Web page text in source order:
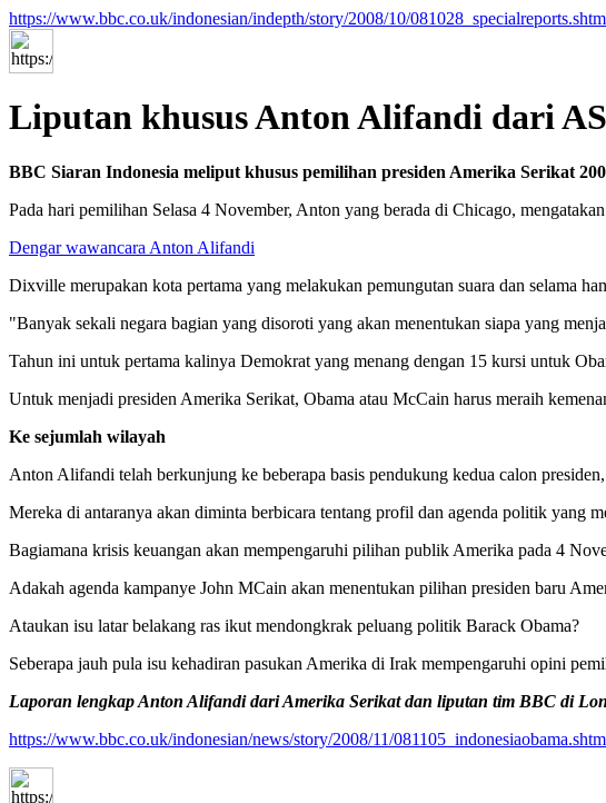
https://www.bbc.co.uk/indonesian/indepth/story/2008/10/
Liputan khusus Anton Alifandi dari AS
BBC Siaran Indonesia meliput khusus pemilihan presiden Amerika Serikat
Pada hari pemilihan Selasa 4 November, Anton yang berada di Chicago,
Dengar wawancara Anton Alifandi
Dixville merupakan kota pertama yang melakukan pemungutan suara dan selama
"Banyak sekali negara bagian yang disoroti yang akan menentukan siapa yang
Tahun ini untuk pertama kalinya Demokrat yang menang dengan 15 kursi untuk
Untuk menjadi presiden Amerika Serikat, Obama atau McCain harus meraih
Ke sejumlah wilayah
Anton Alifandi telah berkunjung ke beberapa basis pendukung kedua calon
Mereka di antaranya akan diminta berbicara tentang profil dan agenda politik yang
Bagiamana krisis keuangan akan mempengaruhi pilihan publik Amerika pada 4
Adakah agenda kampanye John MCain akan menentukan pilihan presiden baru
Ataukan isu latar belakang ras ikut mendongkrak peluang politik Barack Obama?
Seberapa jauh pula isu kehadiran pasukan Amerika di Irak mempengaruhi opini
Laporan lengkap Anton Alifandi dari Amerika Serikat dan liputan tim BBC di
https://www.bbc.co.uk/indonesian/news/story/2008/11/